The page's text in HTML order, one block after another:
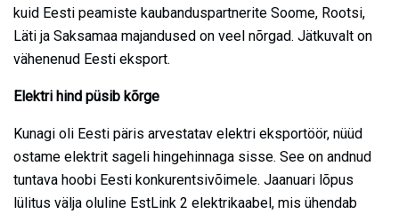
kuid Eesti peamiste kaubanduspartnerite Soome, Rootsi,
Läti ja Saksamaa majandused on veel nõrgad. Jätkuvalt on
vähenenud Eesti eksport.
Elektri hind püsib kõrge
Kunagi oli Eesti päris arvestatav elektri eksportöör, nüüd
ostame elektrit sageli hingehinnaga sisse. See on andnud
tuntava hoobi Eesti konkurentsivõimele. Jaanuari lõpus
lülitus välja oluline EstLink 2 elektrikaabel, mis ühendab